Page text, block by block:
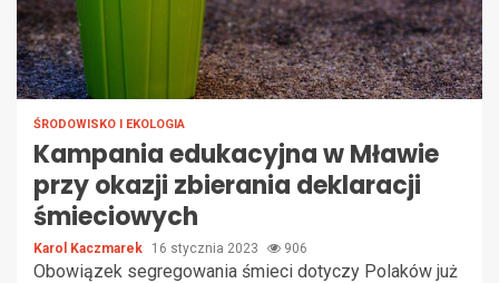
ŚRODOWISKO I EKOLOGIA
Kampania edukacyjna w Mławie
przy okazji zbierania deklaracji
śmieciowych
Karol Kaczmarek 16 stycznia 2023 906
Obowiązek segregowania śmieci dotyczy Polaków już